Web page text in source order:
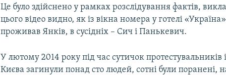
Це було здійснено у рамках розслідування фактів,
цього відео видно, як із вікна номера у готелі
проживав Янків, в сусідніх – Сич і Панькевич.
У лютому 2014 року під час сутичок протестувальників
Києва загинули понад сто людей, сотні були поранені,